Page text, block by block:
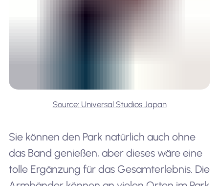
Source: Universal Studios Japan
Sie können den Park natürlich auch ohne
das Band genießen, aber dieses wäre eine
tolle Ergänzung für das Gesamterlebnis. Die